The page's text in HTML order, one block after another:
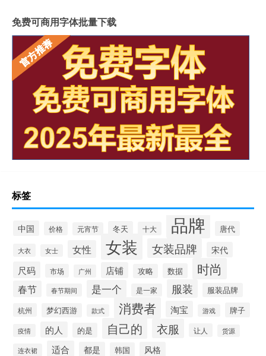
免费可商用字体批量下载
标签
中国 价格 元宵节 冬天 十大 品牌 唐代
大衣 女士 女性 女装 女装品牌 宋代
尺码 市场 广州 店铺 攻略 数据 时尚
春节 春节期间 是一个 是一家 服装 服装品牌
杭州 梦幻西游 款式 消费者 淘宝 游戏 牌子
疫情 的人 的是 自己的 衣服 让人 货源
连衣裙 适合 都是 韩国 风格